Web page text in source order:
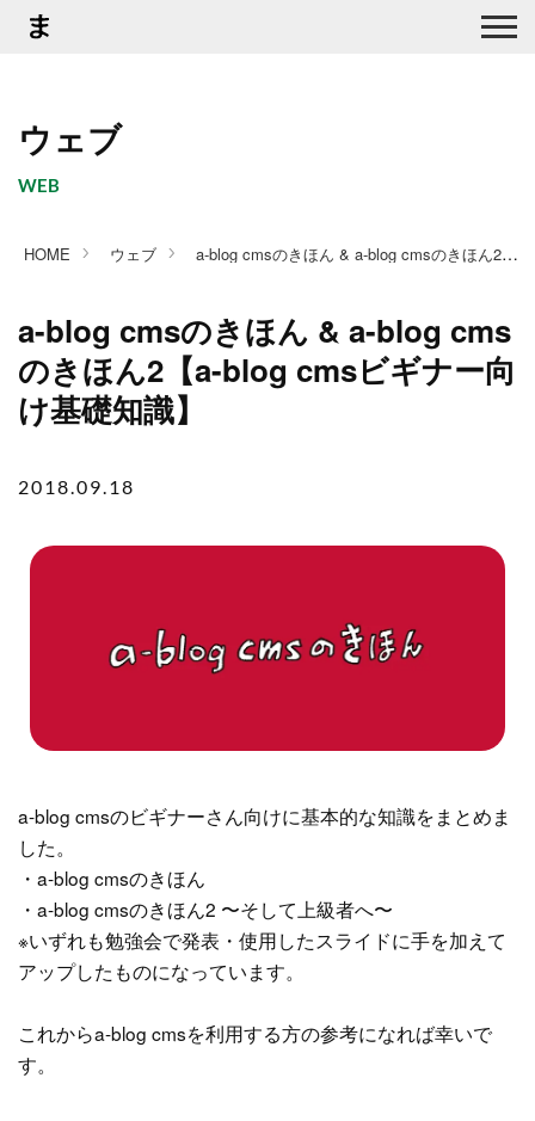
ウェブ
WEB
HOME ウェブ a-blog cmsのきほん & a-blog cmsのきほん2【a-blog cmsビギナー向け基礎知識】
a-blog cmsのきほん & a-blog cms
のきほん2【a-blog cmsビギナー向
け基礎知識】
2018.09.18
a-blog cmsのビギナーさん向けに基本的な知識をまとめま
した。
・a-blog cmsのきほん
・a-blog cmsのきほん2 〜そして上級者へ〜
※いずれも勉強会で発表・使用したスライドに手を加えて
アップしたものになっています。
これからa-blog cmsを利用する方の参考になれば幸いで
す。